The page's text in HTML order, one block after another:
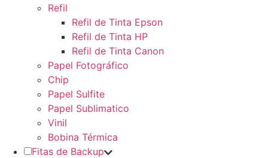
Refil
Refil de Tinta Epson
Refil de Tinta HP
Refil de Tinta Canon
Papel Fotográfico
Chip
Papel Sulfite
Papel Sublimatico
Vinil
Bobina Térmica
Fitas de Backup